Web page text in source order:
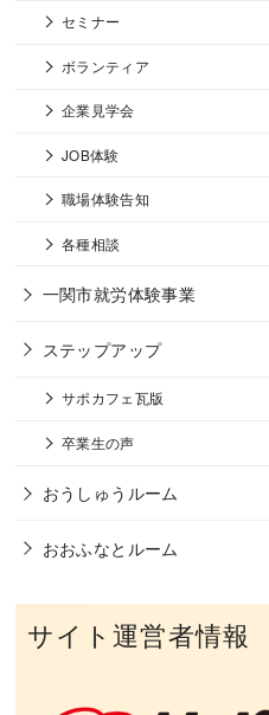
セミナー
ボランティア
企業見学会
JOB体験
職場体験告知
各種相談
一関市就労体験事業
ステップアップ
サポカフェ瓦版
卒業生の声
おうしゅうルーム
おおふなとルーム
サイト運営者情報